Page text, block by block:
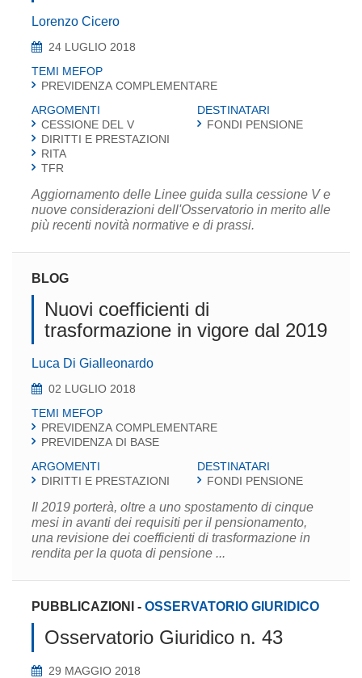
Lorenzo Cicero
24 LUGLIO 2018
TEMI MEFOP
PREVIDENZA COMPLEMENTARE
ARGOMENTI
CESSIONE DEL V
DIRITTI E PRESTAZIONI
RITA
TFR
DESTINATARI
FONDI PENSIONE
Aggiornamento delle Linee guida sulla cessione V e
nuove considerazioni dell'Osservatorio in merito alle
più recenti novità normative e di prassi.
BLOG
Nuovi coefficienti di
trasformazione in vigore dal 2019
Luca Di Gialleonardo
02 LUGLIO 2018
TEMI MEFOP
PREVIDENZA COMPLEMENTARE
PREVIDENZA DI BASE
ARGOMENTI
DIRITTI E PRESTAZIONI
DESTINATARI
FONDI PENSIONE
Il 2019 porterà, oltre a uno spostamento di cinque
mesi in avanti dei requisiti per il pensionamento,
una revisione dei coefficienti di trasformazione in
rendita per la quota di pensione ...
PUBBLICAZIONI - OSSERVATORIO GIURIDICO
Osservatorio Giuridico n. 43
29 MAGGIO 2018